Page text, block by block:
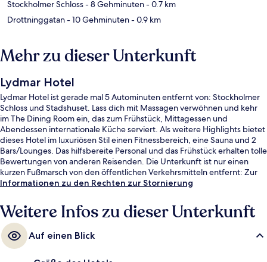
Stockholmer Schloss- 8 Gehminuten- 0.7 km
Drottninggatan- 10 Gehminuten- 0.9 km
Mehr zu dieser Unterkunft
Lydmar Hotel
Lydmar Hotel ist gerade mal 5 Autominuten entfernt von: Stockholmer
Schloss und Stadshuset. Lass dich mit Massagen verwöhnen und kehr
im The Dining Room ein, das zum Frühstück, Mittagessen und
Abendessen internationale Küche serviert. Als weitere Highlights bietet
dieses Hotel im luxuriösen Stil einen Fitnessbereich, eine Sauna und 2
Bars/Lounges. Das hilfsbereite Personal und das Frühstück erhalten tolle
Bewertungen von anderen Reisenden. Die Unterkunft ist nur einen
kurzen Fußmarsch von den öffentlichen Verkehrsmitteln entfernt: Zur
U-Bahn läuft man 5 Minuten (T-Bana-Station Kungsträdgården) bzw. 9
Informationen zu den Rechten zur Stornierung
Weitere Infos zu dieser Unterkunft
Auf einen Blick